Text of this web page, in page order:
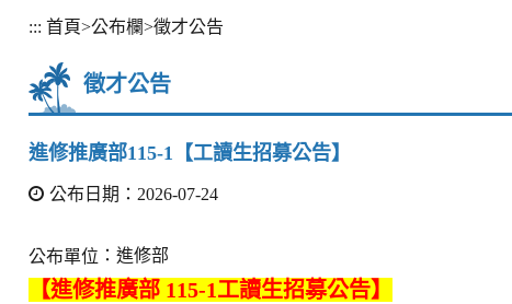
::: 首頁>公布欄>徵才公告
徵才公告
進修推廣部115-1【工讀生招募公告】
公布日期：2026-07-24
公布單位 ：進修部
【進修推廣部 115-1工讀生招募公告】